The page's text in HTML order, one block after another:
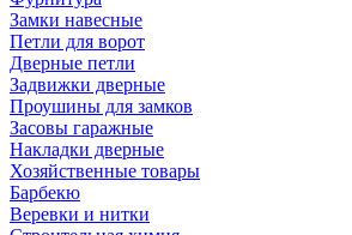
Замки навесные
Петли для ворот
Дверные петли
Задвижки дверные
Проушины для замков
Засовы гаражные
Накладки дверные
Хозяйственные товары
Барбекю
Веревки и нитки